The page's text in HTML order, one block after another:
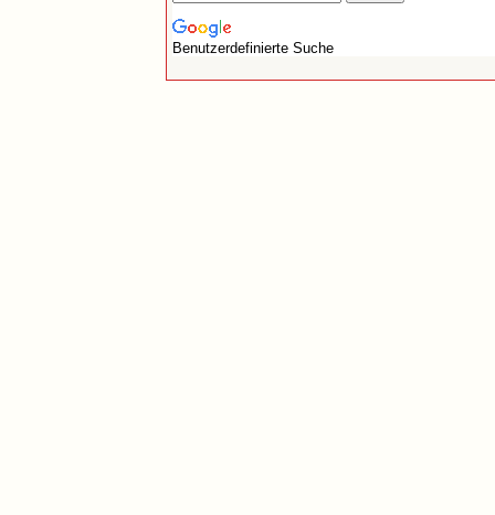
Benutzerdefinierte Suche